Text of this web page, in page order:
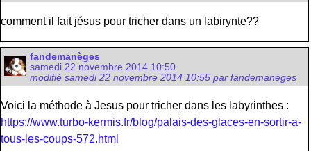
comment il fait jésus pour tricher dans un labirynte??
fandemanèges
samedi 22 novembre 2014 10:50
modifié samedi 22 novembre 2014 10:55 par fandemanèges
Voici la méthode à Jesus pour tricher dans les labyrinthes :
https://www.turbo-kermis.fr/blog/palais-des-glaces-en-sortir-a-
tous-les-coups-572.html